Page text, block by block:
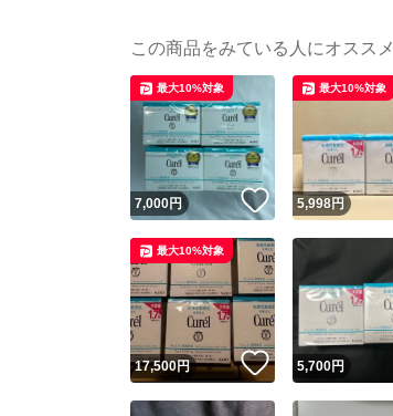
この商品をみている人にオススメ
7,000円 いいね！
最大10%対象
5,998円
最大10%対象
17,500円 いいね！
最大10%対象
5,700円